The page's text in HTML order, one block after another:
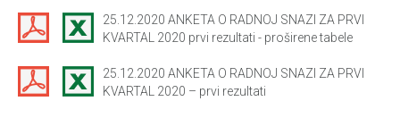
25.12.2020 ANKETA O RADNOJ SNAZI ZA PRVI
KVARTAL 2020 prvi rezultati - proširene tabele
25.12.2020 ANKETA O RADNOJ SNAZI ZA PRVI
KVARTAL 2020 – prvi rezultati